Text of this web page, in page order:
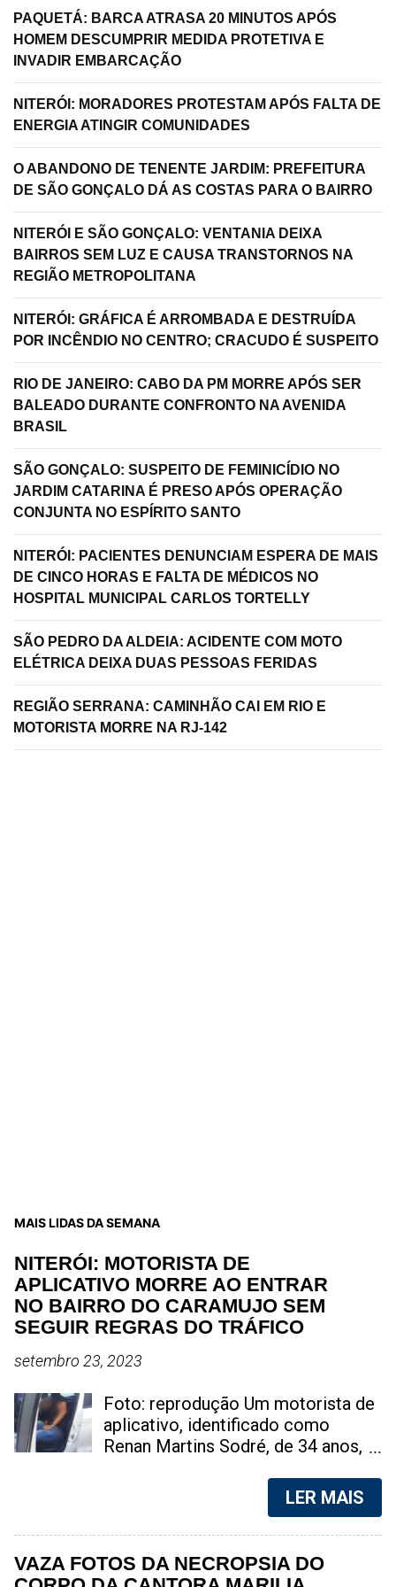
PAQUETÁ: BARCA ATRASA 20 MINUTOS APÓS
HOMEM DESCUMPRIR MEDIDA PROTETIVA E
INVADIR EMBARCAÇÃO
NITERÓI: MORADORES PROTESTAM APÓS FALTA DE
ENERGIA ATINGIR COMUNIDADES
O ABANDONO DE TENENTE JARDIM: PREFEITURA
DE SÃO GONÇALO DÁ AS COSTAS PARA O BAIRRO
NITERÓI E SÃO GONÇALO: VENTANIA DEIXA
BAIRROS SEM LUZ E CAUSA TRANSTORNOS NA
REGIÃO METROPOLITANA
NITERÓI: GRÁFICA É ARROMBADA E DESTRUÍDA
POR INCÊNDIO NO CENTRO; CRACUDO É SUSPEITO
RIO DE JANEIRO: CABO DA PM MORRE APÓS SER
BALEADO DURANTE CONFRONTO NA AVENIDA
BRASIL
SÃO GONÇALO: SUSPEITO DE FEMINICÍDIO NO
JARDIM CATARINA É PRESO APÓS OPERAÇÃO
CONJUNTA NO ESPÍRITO SANTO
NITERÓI: PACIENTES DENUNCIAM ESPERA DE MAIS
DE CINCO HORAS E FALTA DE MÉDICOS NO
HOSPITAL MUNICIPAL CARLOS TORTELLY
SÃO PEDRO DA ALDEIA: ACIDENTE COM MOTO
ELÉTRICA DEIXA DUAS PESSOAS FERIDAS
REGIÃO SERRANA: CAMINHÃO CAI EM RIO E
MOTORISTA MORRE NA RJ-142
MAIS LIDAS DA SEMANA
NITERÓI: MOTORISTA DE
APLICATIVO MORRE AO ENTRAR
NO BAIRRO DO CARAMUJO SEM
SEGUIR REGRAS DO TRÁFICO
setembro 23, 2023
Foto: reprodução Um motorista de
aplicativo, identificado como
Renan Martins Sodré, de 34 anos,
tarde deste sábado, na Favela do
Caramujo, localizada em Niterói, na
Região Metropolitana do Rio de
Janeiro. A suspeita é de que ele
estava exercendo sua atividade
LER MAIS
VAZA FOTOS DA NECROPSIA DO